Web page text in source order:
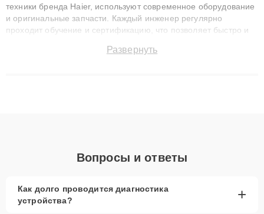
техники бренда Haier, используют современное оборудование
и оригинальные запчасти. Каждый инженер регулярно
проходит обучение и сертификацию, что позволяет быстро и
сохранением гарантии до 3 лет. Наши мастера решают
Развернуть
Вопросы и ответы
Как долго проводится диагностика
устройства?
+